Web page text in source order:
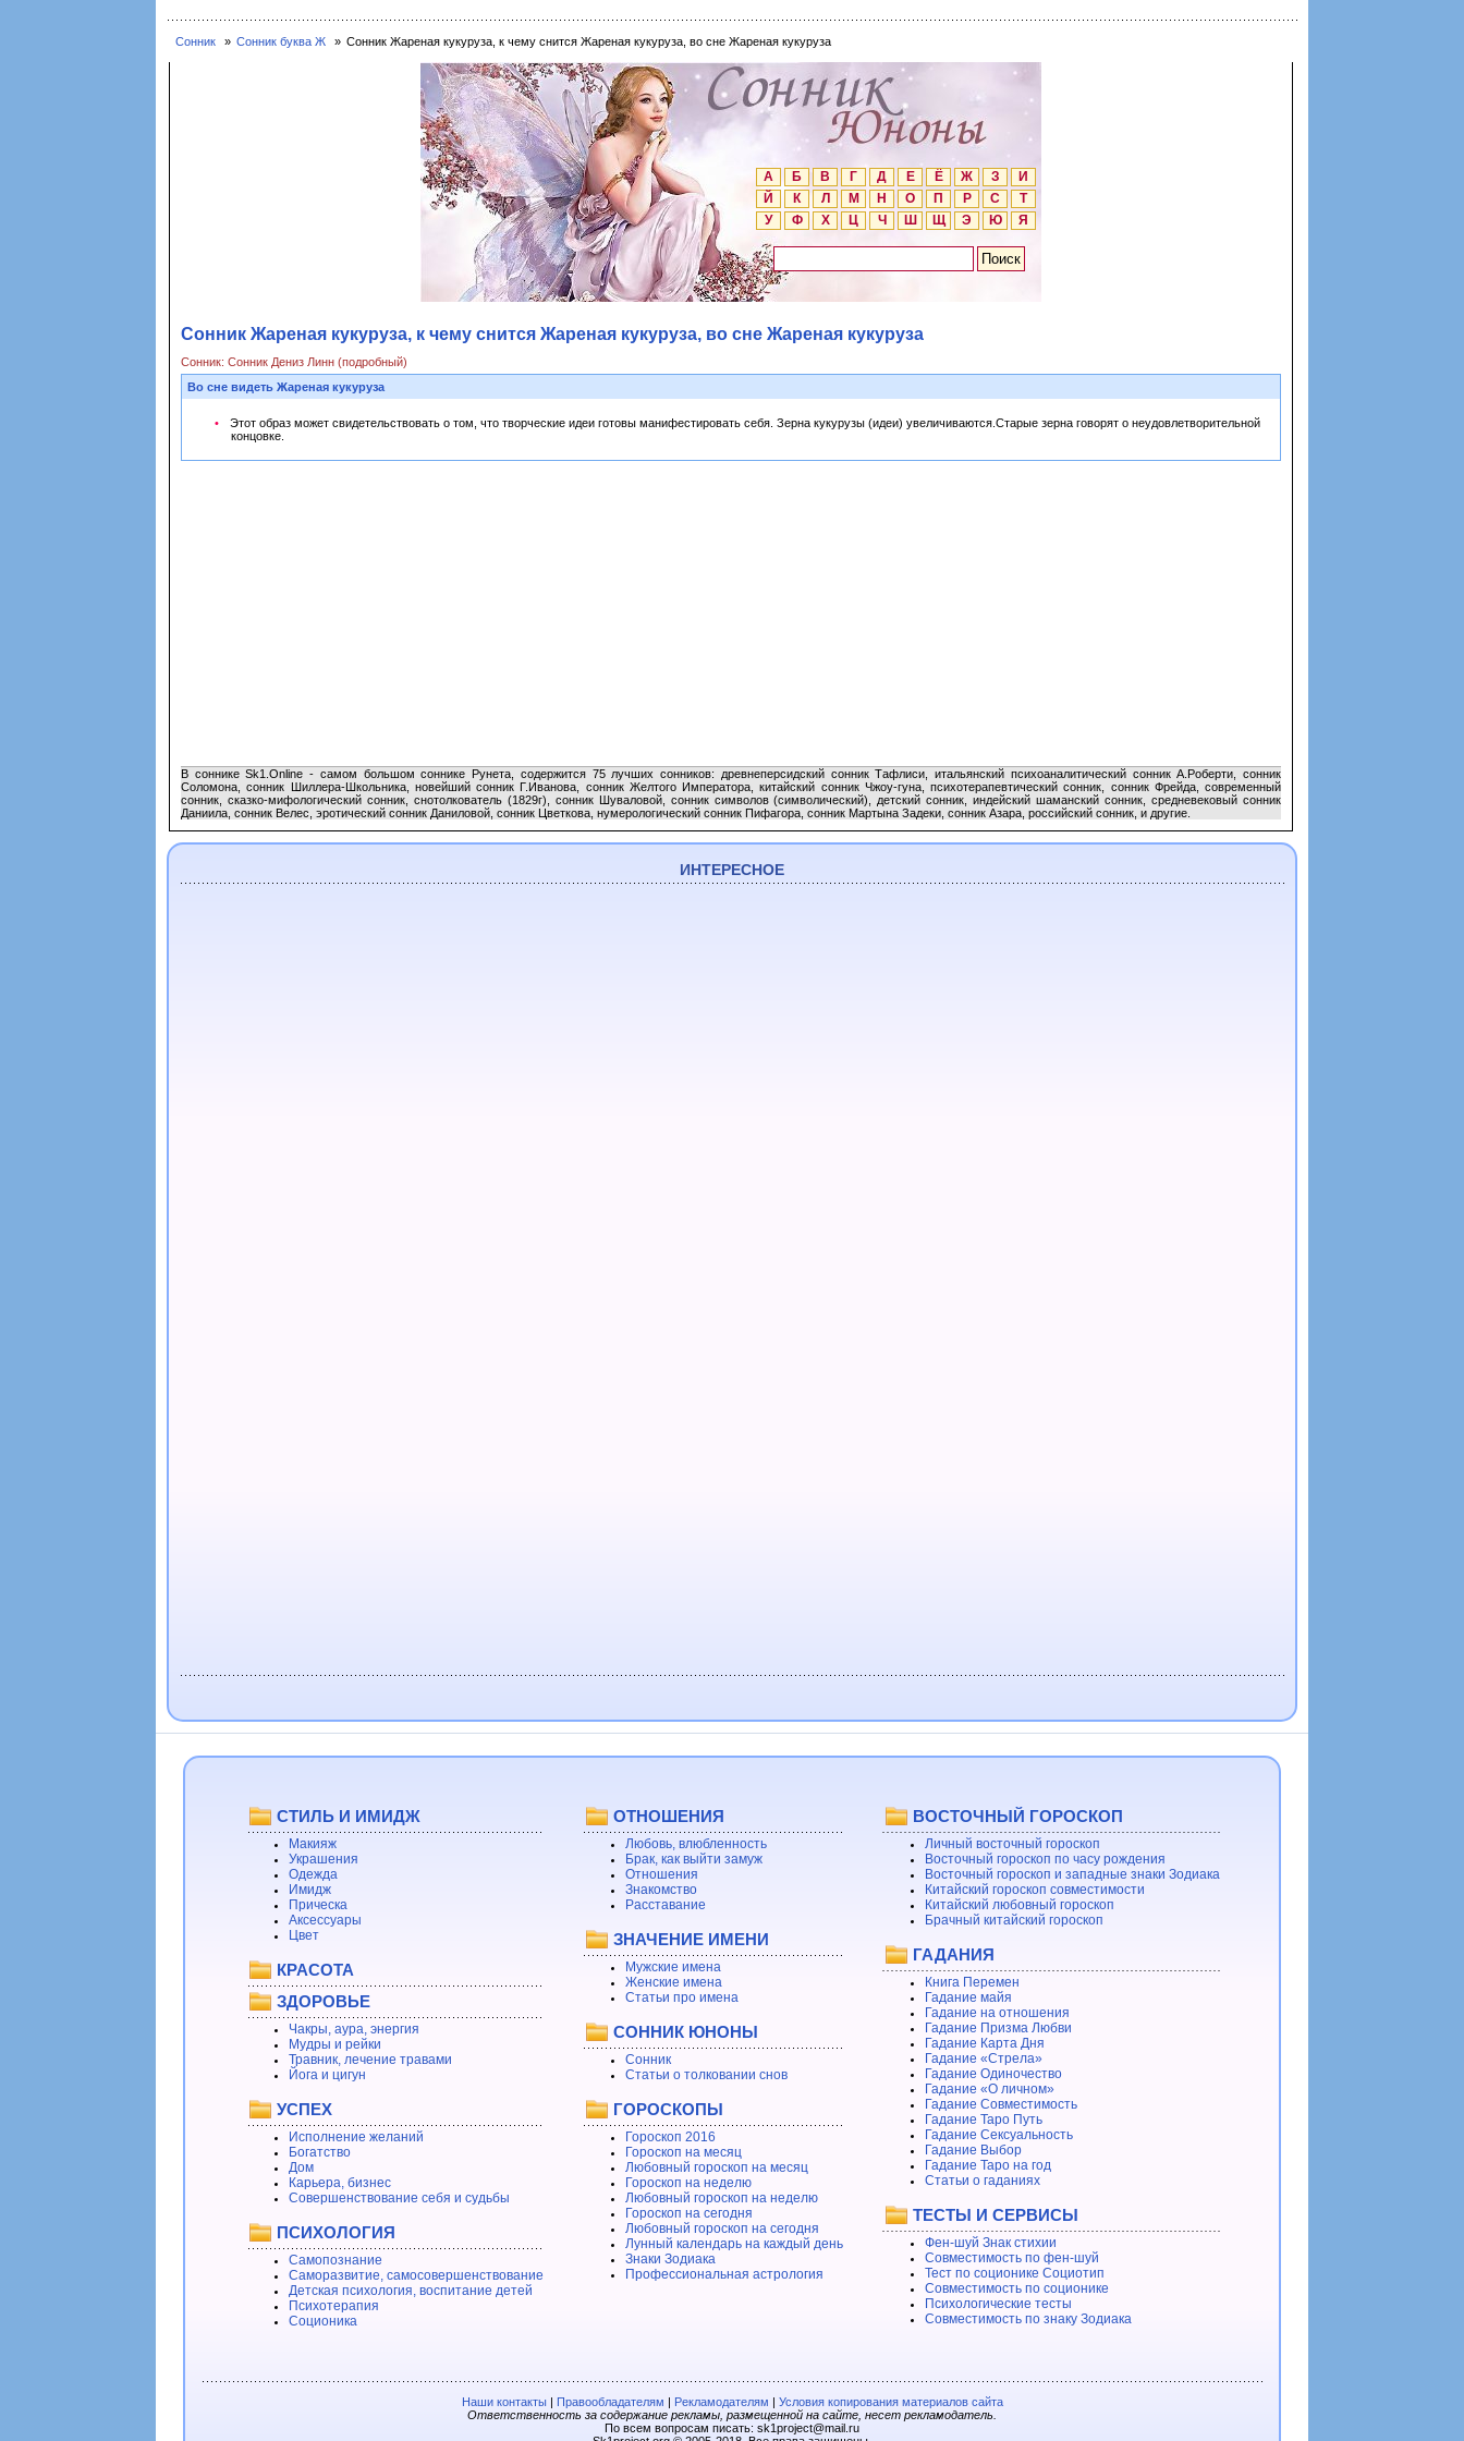
Сонник Сонник буква Ж Сонник Жареная кукуруза, к чему снится Жареная кукуруза, во сне Жареная кукуруза
А Б В Г Д Е Ё Ж З
И
Й
К Л М Н О П Р С
Т
У
Ф Х Ц Ч Ш Щ Э Ю Я
Сонник Жареная кукуруза, к чему снится Жареная кукуруза, во сне Жареная кукуруза
Сонник: Сонник Дениз Линн (подробный)
Во сне видеть Жареная кукуруза
Этот образ может свидетельствовать о том, что творческие идеи готовы манифестировать себя. Зерна кукурузы (идеи) увеличиваются.Старые зерна говорят о неудовлетворительной
концовке.
В соннике Sk1.Online - самом большом соннике Рунета, содержится 75 лучших сонников: древнеперсидский сонник Тафлиси, итальянский психоаналитический сонник А.Роберти, сонник
Соломона, сонник Шиллера-Школьника, новейший сонник Г.Иванова, сонник Желтого Императора, китайский сонник Чжоу-гуна, психотерапевтический сонник, сонник Фрейда, современный
сонник, сказко-мифологический сонник, снотолкователь (1829г), сонник Шуваловой, сонник символов (символический), детский сонник, индейский шаманский сонник, средневековый сонник
Даниила, сонник Велес, эротический сонник Даниловой, сонник Цветкова, нумерологический сонник Пифагора, сонник Мартына Задеки, сонник Азара, российский сонник, и другие.
ИНТЕРЕСНОЕ
СТИЛЬ И ИМИДЖ
Макияж
Украшения
Одежда
Имидж
Прическа
Аксессуары
Цвет
КРАСОТА
ЗДОРОВЬЕ
Чакры, аура, энергия
Мудры и рейки
Травник, лечение травами
Йога и цигун
УСПЕХ
Исполнение желаний
Богатство
Дом
Карьера, бизнес
Совершенствование себя и судьбы
ПСИХОЛОГИЯ
Самопознание
Саморазвитие, самосовершенствование
Детская психология, воспитание детей
Психотерапия
Соционика
ОТНОШЕНИЯ
Любовь, влюбленность
Брак, как выйти замуж
Отношения
Знакомство
Расставание
ЗНАЧЕНИЕ ИМЕНИ
Мужские имена
Женские имена
Статьи про имена
СОННИК ЮНОНЫ
Сонник
Статьи о толковании снов
ГОРОСКОПЫ
Гороскоп 2016
Гороскоп на месяц
Любовный гороскоп на месяц
Гороскоп на неделю
Любовный гороскоп на неделю
Гороскоп на сегодня
Любовный гороскоп на сегодня
Лунный календарь на каждый день
Знаки Зодиака
Профессиональная астрология
ВОСТОЧНЫЙ ГОРОСКОП
Личный восточный гороскоп
Восточный гороскоп по часу рождения
Восточный гороскоп и западные знаки Зодиака
Китайский гороскоп совместимости
Китайский любовный гороскоп
Брачный китайский гороскоп
ГАДАНИЯ
Книга Перемен
Гадание майя
Гадание на отношения
Гадание Призма Любви
Гадание Карта Дня
Гадание «Стрела»
Гадание Одиночество
Гадание «О личном»
Гадание Совместимость
Гадание Таро Путь
Гадание Сексуальность
Гадание Выбор
Гадание Таро на год
Статьи о гаданиях
ТЕСТЫ И СЕРВИСЫ
Фен-шуй Знак стихии
Совместимость по фен-шуй
Тест по соционике Социотип
Совместимость по соционике
Психологические тесты
Совместимость по знаку Зодиака
Наши контакты| Правообладателям | Рекламодателям | Условия копирования материалов сайта
Ответственность за содержание рекламы, размещенной на сайте, несет рекламодатель.
По всем вопросам писать: sk1project@mail.ru